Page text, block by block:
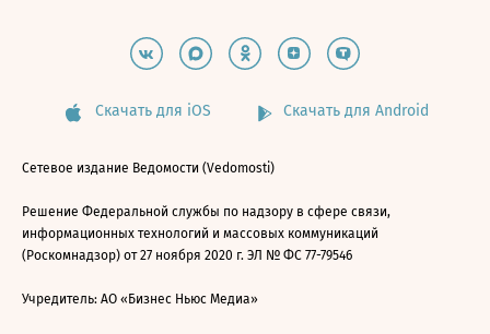
Скачать для iOS Скачать для Android
Сетевое издание Ведомости (Vedomosti)
Решение Федеральной службы по надзору в сфере связи,
информационных технологий и массовых коммуникаций
(Роскомнадзор) от 27 ноября 2020 г. ЭЛ № ФС 77-79546
Учредитель: АО «Бизнес Ньюс Медиа»